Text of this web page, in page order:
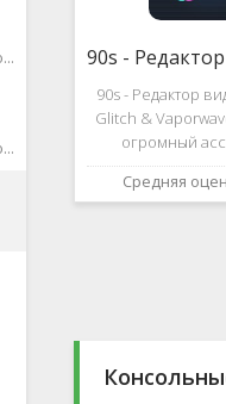
для мальчиков / для девочек
для мальчиков / для девочек
90s - Редактор
Glitch &
огромный
различных
дополнений к
Средняя